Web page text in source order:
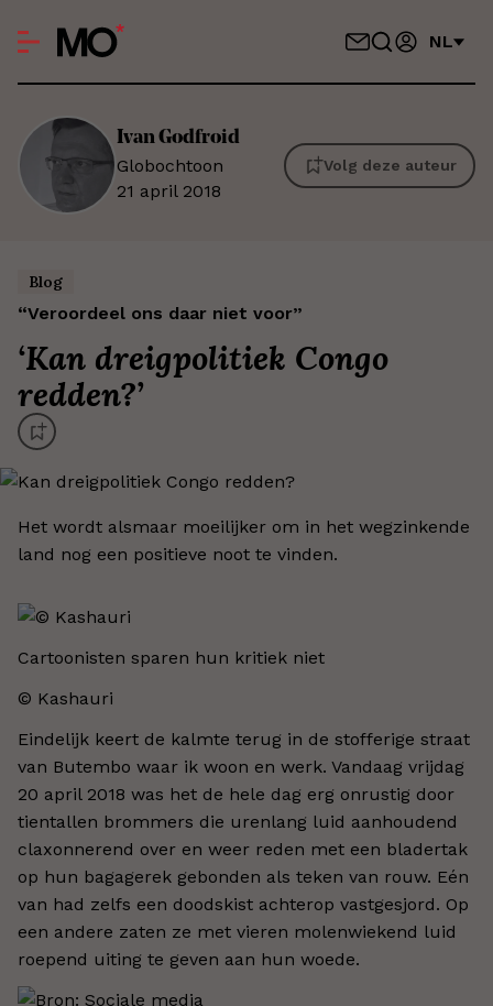
NL
IvanGodfroid
Globochtoon
21 april 2018
Volg deze auteur
Blog
“Veroordeel ons daar niet voor”
‘Kan dreigpolitiek Congo
redden?’
Het wordt alsmaar moeilijker om in het wegzinkende
land nog een positieve noot te vinden.
Cartoonisten sparen hun kritiek niet
© Kashauri
Eindelijk keert de kalmte terug in de stofferige straat
van Butembo waar ik woon en werk. Vandaag vrijdag
20 april 2018 was het de hele dag erg onrustig door
tientallen brommers die urenlang luid aanhoudend
claxonnerend over en weer reden met een bladertak
op hun bagagerek gebonden als teken van rouw. Eén
van had zelfs een doodskist achterop vastgesjord. Op
een andere zaten ze met vieren molenwiekend luid
roepend uiting te geven aan hun woede.